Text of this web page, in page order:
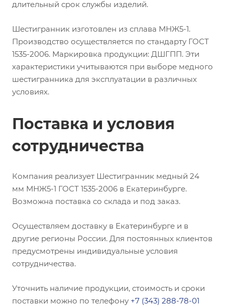
длительный срок службы изделий.
Шестигранник изготовлен из сплава МНЖ5-1.
Производство осуществляется по стандарту ГОСТ
1535-2006. Маркировка продукции: ДШГПП. Эти
характеристики учитываются при выборе медного
шестигранника для эксплуатации в различных
условиях.
Поставка и условия
сотрудничества
Компания реализует Шестигранник медный 24
мм МНЖ5-1 ГОСТ 1535-2006 в Екатеринбурге.
Возможна поставка со склада и под заказ.
Осуществляем доставку в Екатеринбурге и в
другие регионы России. Для постоянных клиентов
предусмотрены индивидуальные условия
сотрудничества.
Уточнить наличие продукции, стоимость и сроки
поставки можно по телефону +7 (343) 288-78-01